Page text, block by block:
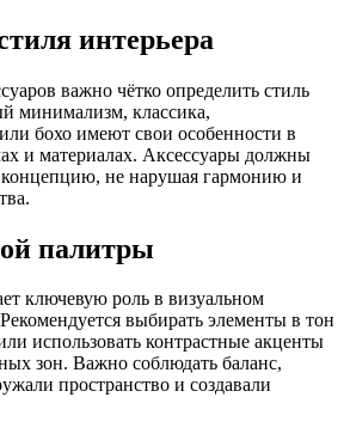
интерьера
важно чётко определить стиль
минимализм, классика,
бохо имеют свои особенности в
и материалах. Аксессуары должны
не нарушая гармонию и
палитры
ключевую роль в визуальном
выбирать элементы в тон
использовать контрастные акценты
зон. Важно соблюдать баланс,
пространство и создавали